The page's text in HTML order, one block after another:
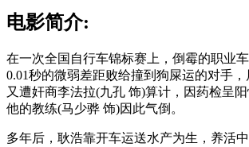
电影简介:
在一次全国自行车锦标赛上，倒霉的职业
0.01秒的微弱差距败给撞到狗屎运的对手
又遭奸商李法拉(九孔 饰)算计，因药检呈阳
他的教练(马少骅 饰)因此气倒。
多年后，耿浩靠开车运送水产为生，养活